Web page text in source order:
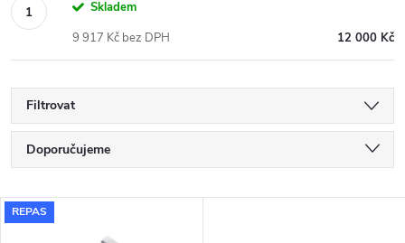
Skladem
12 000 Kč
9 917 Kč bez DPH
Filtrovat
Ř
a
Doporučujeme
Nejdražší
V
REPAS